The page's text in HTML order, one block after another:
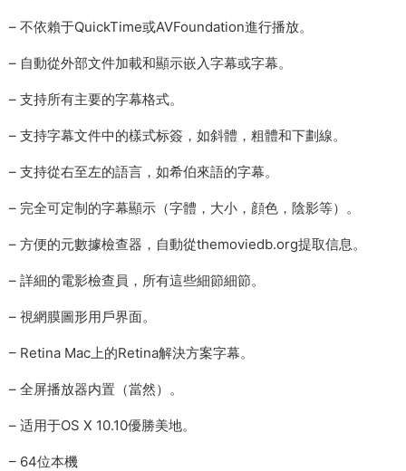
– 不依賴于QuickTime或AVFoundation進行播放。
– 自動從外部文件加載和顯示嵌入字幕或字幕。
– 支持所有主要的字幕格式。
– 支持字幕文件中的樣式标簽，如斜體，粗體和下劃線。
– 支持從右至左的語言，如希伯來語的字幕。
– 完全可定制的字幕顯示（字體，大小，顔色，陰影等）。
– 方便的元數據檢查器，自動從themoviedb.org提取信息。
– 詳細的電影檢查員，所有這些細節細節。
– 視網膜圖形用戶界面。
– Retina Mac上的Retina解決方案字幕。
– 全屏播放器内置（當然）。
– 适用于OS X 10.10優勝美地。
– 64位本機